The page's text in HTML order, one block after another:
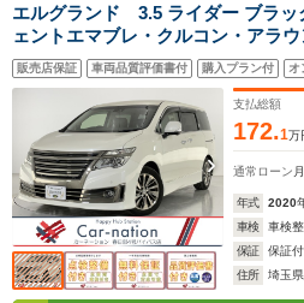
エルグランド 3.5 ライダー ブラ
ェントエマブレ・クルコン・アラ
防止支援・警報/踏み間違い衝突防
ースライドドア/黒本革シート/コネ
ステム/リアエンターテインメント
販売店保証 車両品質評価書付 購入プラン付 オ
支払総額
172.1万
通常ローン
年式 2020
車検
車検
保証
保証付
住所
埼玉